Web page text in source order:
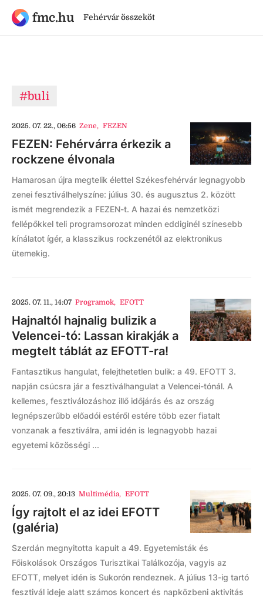
fmc.hu Fehérvár összeköt
#buli
2025. 07. 22., 06:56 Zene, FEZEN
FEZEN: Fehérvárra érkezik a
rockzene élvonala
Hamarosan újra megtelik élettel Székesfehérvár legnagyobb
zenei fesztiválhelyszíne: július 30. és augusztus 2. között
ismét megrendezik a FEZEN-t. A hazai és nemzetközi
fellépőkkel teli programsorozat minden eddiginél színesebb
kínálatot ígér, a klasszikus rockzenétől az elektronikus
ütemekig.
2025. 07. 11., 14:07 Programok, EFOTT
Hajnaltól hajnalig bulizik a
Velencei-tó: Lassan kirakják a
megtelt táblát az EFOTT-ra!
Fantasztikus hangulat, felejthetetlen bulik: a 49. EFOTT 3.
napján csúcsra jár a fesztiválhangulat a Velencei-tónál. A
kellemes, fesztiválozáshoz illő időjárás és az ország
legnépszerűbb előadói estéről estére több ezer fiatalt
vonzanak a fesztiválra, ami idén is legnagyobb hazai
egyetemi közösségi ...
2025. 07. 09., 20:13 Multimédia, EFOTT
Így rajtolt el az idei EFOTT
(galéria)
Szerdán megnyitotta kapuit a 49. Egyetemisták és
Főiskolások Országos Turisztikai Találkozója, vagyis az
EFOTT, melyet idén is Sukorón rendeznek. A július 13-ig tartó
fesztivál ideje alatt számos koncert és napközbeni aktivitás